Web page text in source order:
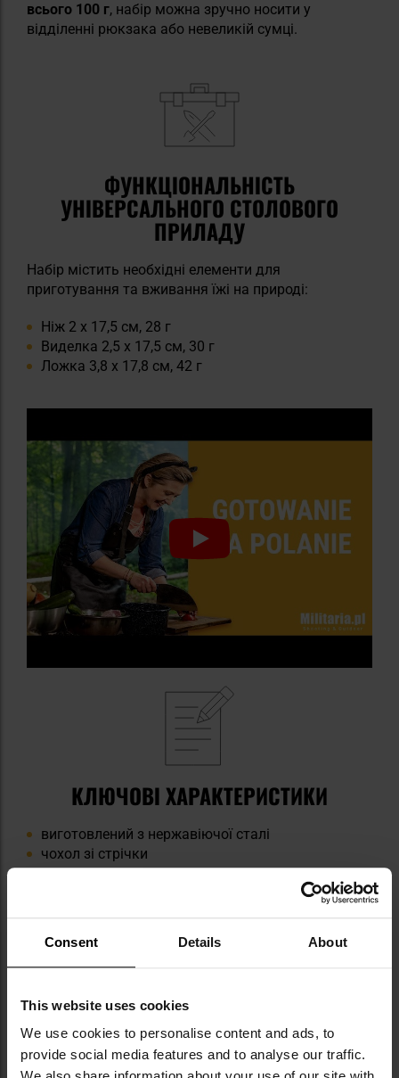
Consent Details About
This website uses cookies
We use cookies to personalise content and ads, to
provide social media features and to analyse our traffic.
всього 100 г, набір можна зручно носити у
відділенні рюкзака або невеликій сумці.
ФУНКЦІОНАЛЬНІСТЬ
УНІВЕРСАЛЬНОГО СТОЛОВОГО
ПРИЛАДУ
Набір містить необхідні елементи для
приготування та вживання їжі на природі:
Ніж 2 х 17,5 см, 28 г
Виделка 2,5 х 17,5 см, 30 г
Ложка 3,8 х 17,8 см, 42 г
КЛЮЧОВІ ХАРАКТЕРИСТИКИ
виготовлений з нержавіючої сталі
чохол зі стрічки
невелика вага